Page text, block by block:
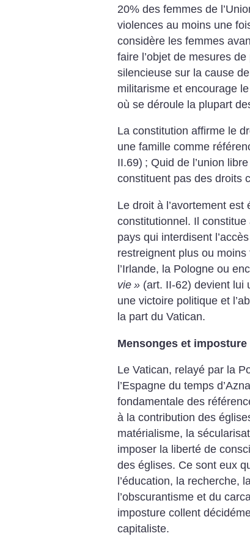
20% des femmes de
violences au moins une
considère les femmes
faire l’objet de mesures
silencieuse sur la cause
militarisme et encourage
où se déroule la plupart
La constitution affirme le
une famille comme
II.69) ; Quid de l’union
constituent pas des droits
Le droit à l’avortement
constitutionnel. Il
pays qui interdisent
restreignent plus ou
l’Irlande, la Pologne ou
vie » (art. II-62) devient lui
une victoire politique et
la part du Vatican.
Mensonges et imposture
Le Vatican, relayé par la
l’Espagne du temps
fondamentale des
à la contribution des
matérialisme, la
imposer la liberté de
des églises. Ce sont eux
l’éducation, la recherche,
l’obscurantisme et du
imposture collent
capitaliste.